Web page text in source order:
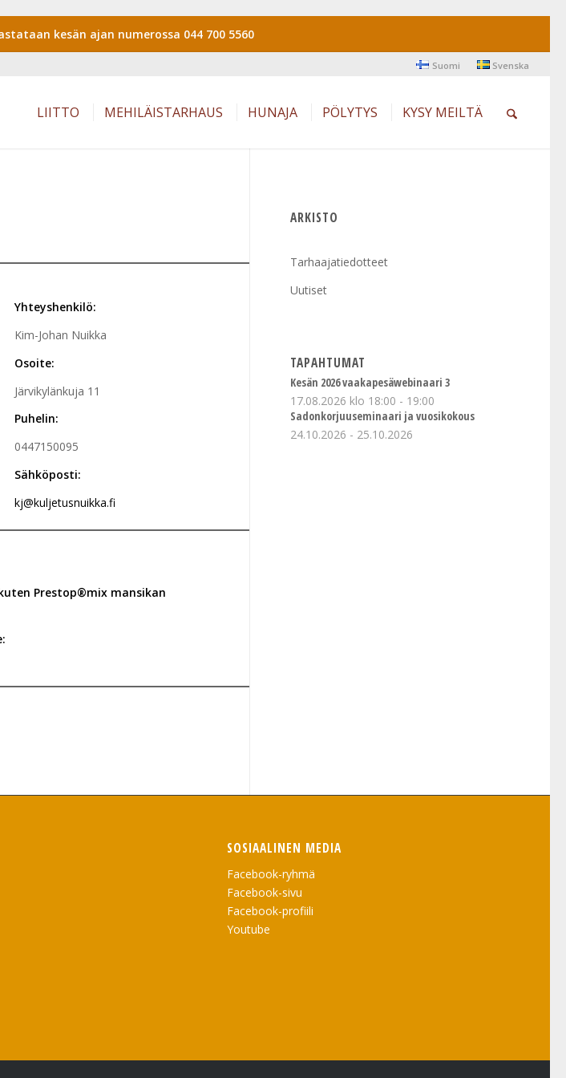
kesän ajan numerossa 044 700 5560
Suomi Svenska
LIITTO MEHILÄISTARHAUS HUNAJA PÖLYTYS KYSY MEILTÄ
Yhteyshenkilö:
Kim-Johan Nuikka
Osoite:
Järvikylänkuja 11
Puhelin:
0447150095
Sähköposti:
kj@kuljetusnuikka.fi
Prestop®mix mansikan
ARKISTO
Tarhaajatiedotteet
Uutiset
TAPAHTUMAT
Kesän 2026 vaakapesäwebinaari 3
17.08.2026 klo 18:00 - 19:00
Sadonkorjuuseminaari ja vuosikokous
24.10.2026 - 25.10.2026
SOSIAALINEN MEDIA
Facebook-ryhmä
Facebook-sivu
Facebook-profiili
Youtube